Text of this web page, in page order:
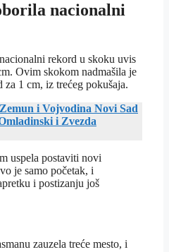
nacionalni
rekord u skoku uvis
Ovim skokom nadmašila je
1 cm, iz trećeg pokušaja.
i Vojvodina Novi Sad
i Zvezda
uspela postaviti novi
je samo početak, i
i postizanju još
zauzela treće mesto, i